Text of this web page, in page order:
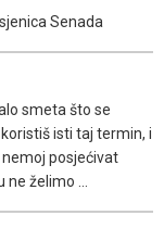
Senada
smeta što se
isti taj termin, i
posjećivat
ne želimo ...